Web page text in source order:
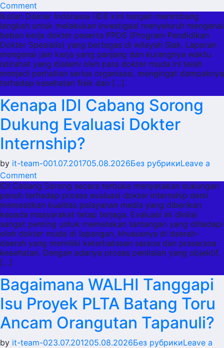
Comment
Apakah
IDI
Akan
Investigasi
Beban
Kerja
Dokter
PPDS
di
Siak?
Ikatan Dokter Indonesia (IDI) kini tengah menimbang
langkah untuk melakukan investigasi menyeluruh mengenai
beban kerja dokter peserta PPDS (Program Pendidikan
Dokter Spesialis) yang bertugas di wilayah Siak. Laporan
mengenai jam kerja yang panjang dan kurangnya waktu
istirahat yang dialami oleh para dokter muda ini telah
menjadi perhatian serius organisasi, mengingat dampaknya
terhadap kesehatan fisik dan […]
Kenapa IDI Cabang Sorong
Dukung Evaluasi Dokter
Internship?
by it-team-001.07.201705.08.2026Без рубрикиLeave a
Comment
Kenapa
IDI
Cabang
Sorong
Dukung
Evaluasi
Dokter
IDI Cabang Sorong secara terbuka menyatakan dukungan
penuh terhadap proses evaluasi dokter internship demi
memastikan kualitas pelayanan medis yang diberikan
kepada masyarakat tetap terjaga. Evaluasi ini dinilai
sangat penting untuk memetakan tantangan yang dihadapi
oleh dokter muda di lapangan, khususnya di daerah-
daerah yang memiliki keterbatasan sarana dan prasarana
kesehatan. Dengan adanya proses penilaian yang objektif,
[…]
Bagaimana WALHI Tanggapi
Isu Proyek PLTA Batang Toru
Ancam Orangutan Tapanuli?
by it-team-023.07.201205.08.2026Без рубрикиLeave a